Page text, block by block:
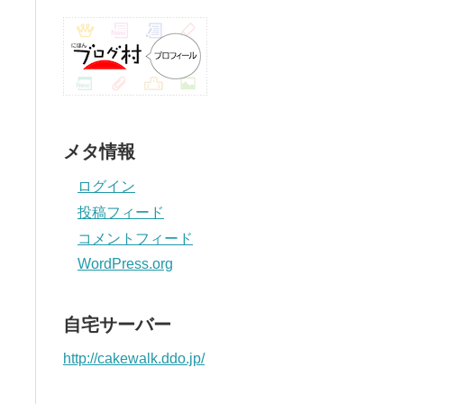
メタ情報
ログイン
投稿フィード
コメントフィード
WordPress.org
自宅サーバー
http://cakewalk.ddo.jp/